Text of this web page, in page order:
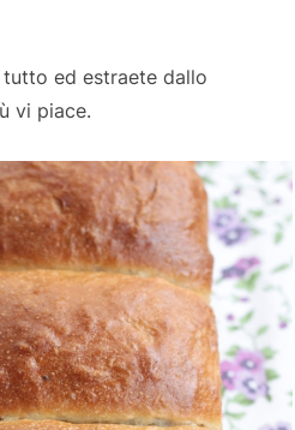
ed estraete dallo
vi piace.